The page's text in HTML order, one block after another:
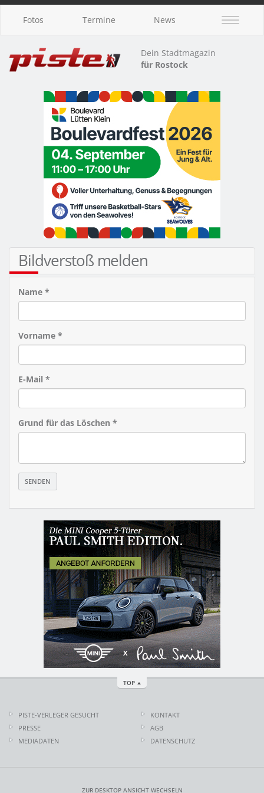
Fotos Termine News
Dein Stadtmagazin
für Rostock
Bildverstoß melden
Name *
Vorname *
E-Mail *
Grund für das Löschen *
TOP
PISTE-VERLEGER GESUCHT
PRESSE
MEDIADATEN
KONTAKT
AGB
DATENSCHUTZ
ZUR DESKTOP ANSICHT WECHSELN